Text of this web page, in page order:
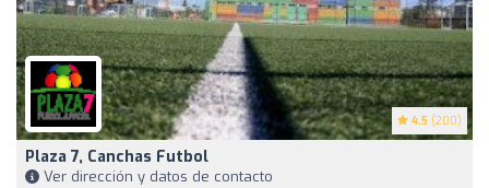
4.5 (200)
Plaza 7, Canchas Futbol
Ver dirección y datos de contacto